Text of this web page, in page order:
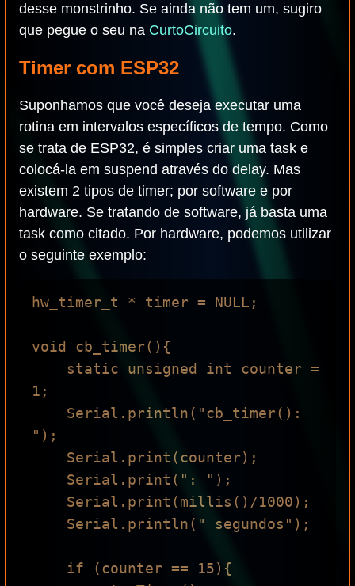
desse monstrinho. Se ainda não tem um, sugiro
que pegue o seu na CurtoCircuito.
Timer com ESP32
Suponhamos que você deseja executar uma
rotina em intervalos específicos de tempo. Como
se trata de ESP32, é simples criar uma task e
colocá-la em suspend através do delay. Mas
existem 2 tipos de timer; por software e por
hardware. Se tratando de software, já basta uma
task como citado. Por hardware, podemos utilizar
o seguinte exemplo:
hw_timer_t * timer = NULL;
void cb_timer(){
1;
");